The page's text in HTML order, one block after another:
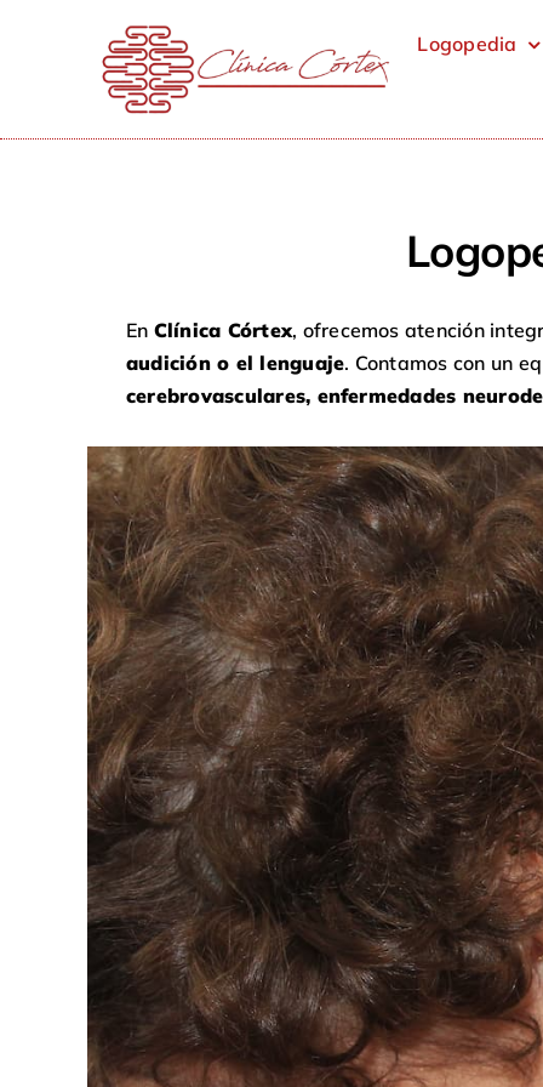
Logopedia
En Clínica Córtex, ofrecemos atención
audición o el lenguaje. Contamos con un
cerebrovasculares, enfermedades